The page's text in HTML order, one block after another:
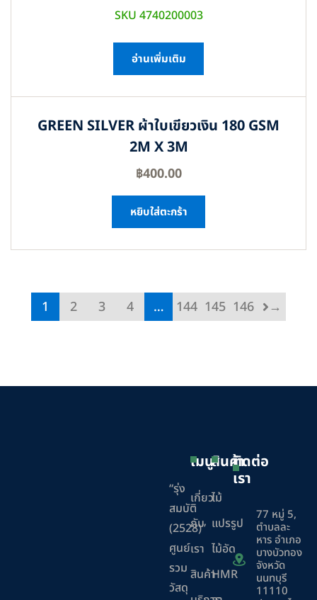
SKU 4740200003
อ่านเพิ่มเติม
GREEN SILVER ผ้าใบเขียวเงิน 180 GSM
2M X 3M
฿400.00
หยิบใส่ตะกร้า
1 2 3 4 … 144 145 146 →
“รุ่ง
สมบัติ
(2528)”
ศูนย์
รวม
วัสดุ
เมนู
เกี่ยว
กับ
เรา
สินค้า
สินค้า
ไม้
แปรรูป
ไม้อัด
HMR
ติดต่อ
เรา
77 หมู่ 5,
ตำบลละ
หาร อำเภอ
บางบัวทอง
จังหวัด
นนทบุรี
11110